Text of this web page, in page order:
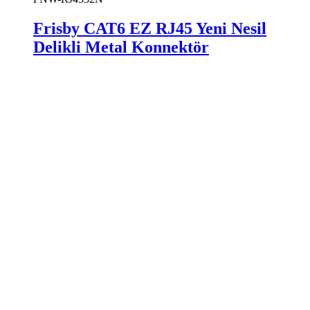
Frisby CAT6 EZ RJ45 Yeni Nesil
Delikli Metal Konnektör